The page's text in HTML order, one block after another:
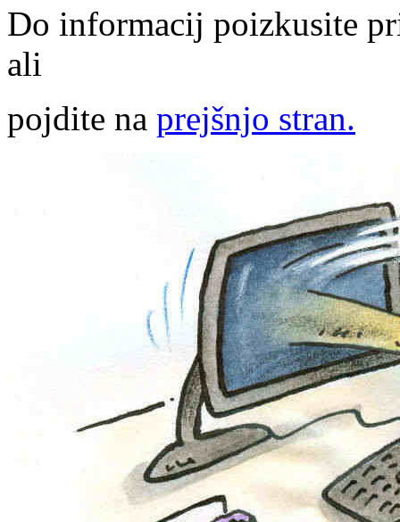
Do informacij poizkusite
ali
pojdite na prejšnjo stran.